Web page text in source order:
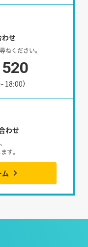
せ
ねください。
18:00）
わせ
す。